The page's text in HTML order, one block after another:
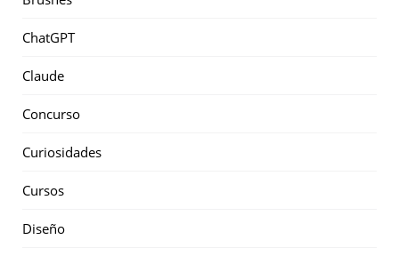
ChatGPT
Claude
Concurso
Curiosidades
Cursos
Diseño